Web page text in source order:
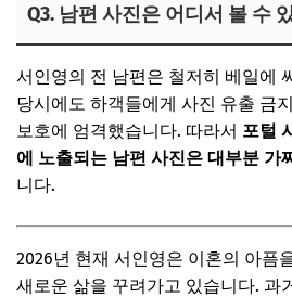
Q3. 남편 사진은 어디서 볼 수
서인영의 전 남편은 철저히 베일에
당시에도 하객들에게 사진 유출 금
보호에 엄격했습니다. 따라서 포털
에 노출되는 남편 사진은 대부분 가
니다.
2026년 현재 서인영은 이혼의 아픔
새로운 삶을 꾸려가고 있습니다. 과